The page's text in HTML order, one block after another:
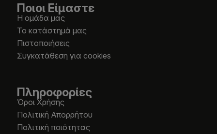
Ποιοι Είμαστε
Η ομάδα μας
Το κατάστημά μας
Πιστοποιήσεις
Συγκατάθεση για cookies
Πληροφορίες
Όροι Χρήσης
Πολιτική Απορρήτου
Πολιτική ποιότητας